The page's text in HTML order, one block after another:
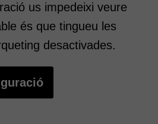
us impedeixi veure
és que tingueu les
desactivades.